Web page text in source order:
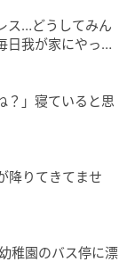
ス…どうしてみん
日我が家にやって
」寝ていると思
降りてきてませ
稚園のバス停に漂